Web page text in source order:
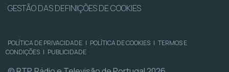
GESTÃO DAS DEFINIÇÕES DE COOKIES
POLÍTICA DE PRIVACIDADE | POLÍTICA DE COOKIES | TERMOS E
CONDIÇÕES | PUBLICIDADE